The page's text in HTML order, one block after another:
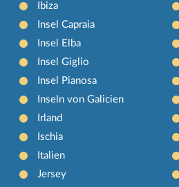
Ibiza
Insel Capraia
Insel Elba
Insel Giglio
Insel Pianosa
Inseln von Galicien
Irland
Ischia
Italien
Jersey